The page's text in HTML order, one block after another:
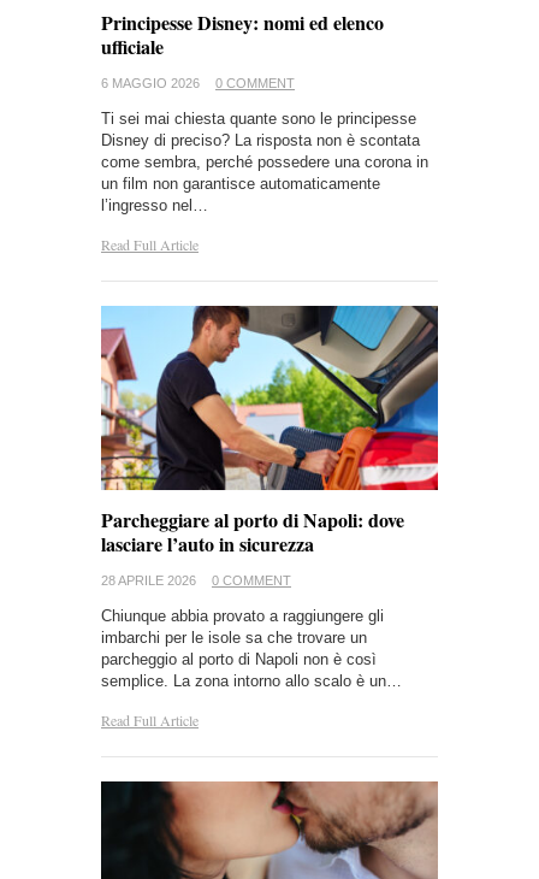
Principesse Disney: nomi ed elenco
ufficiale
6 MAGGIO 2026 0 COMMENT
Ti sei mai chiesta quante sono le principesse
Disney di preciso? La risposta non è scontata
come sembra, perché possedere una corona in
un film non garantisce automaticamente
l’ingresso nel…
Read Full Article
Parcheggiare al porto di Napoli: dove
lasciare l’auto in sicurezza
28 APRILE 2026 0 COMMENT
Chiunque abbia provato a raggiungere gli
imbarchi per le isole sa che trovare un
parcheggio al porto di Napoli non è così
semplice. La zona intorno allo scalo è un…
Read Full Article